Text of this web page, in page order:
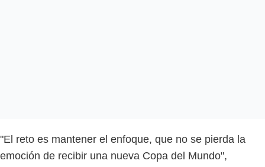
"El reto es mantener el enfoque, que no se pierda la
emoción de recibir una nueva Copa del Mundo",